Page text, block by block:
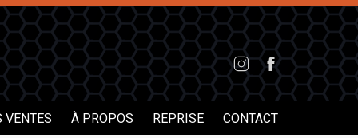
VENTES À PROPOS REPRISE CONTACT